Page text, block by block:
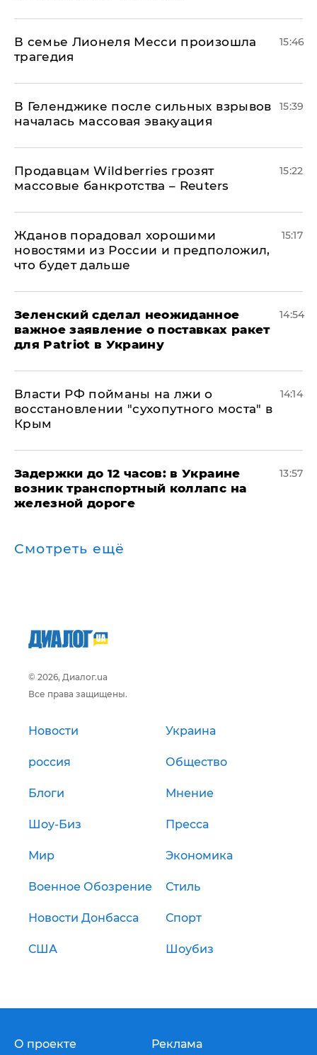
В семье Лионеля Месси произошла
трагедия
15:46
В Геленджике после сильных взрывов
началась массовая эвакуация
15:39
Продавцам Wildberries грозят
массовые банкротства – Reuters
15:22
Жданов порадовал хорошими
новостями из России и предположил,
что будет дальше
15:17
Зеленский сделал неожиданное
важное заявление о поставках ракет
для Patriot в Украину
14:54
Власти РФ пойманы на лжи о
восстановлении "сухопутного моста" в
Крым
14:14
Задержки до 12 часов: в Украине
возник транспортный коллапс на
железной дороге
13:57
Смотреть ещё
© 2026, Диалог.ua
Все права защищены.
Новости Украина
россия Общество
Блоги Мнение
Шоу-Биз Пресса
Мир Экономика
Военное Обозрение Стиль
Новости Донбасса Спорт
США Шоубиз
О проекте Реклама